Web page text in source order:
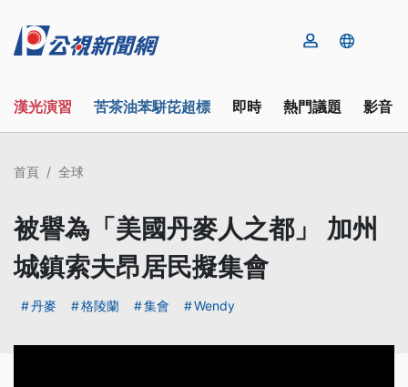
漢光演習 苦茶油苯駢芘超標 即時 熱門議題 影音
首頁 全球
被譽為「美國丹麥人之都」 加州
城鎮索夫昂居民擬集會
丹麥 格陵蘭 集會 Wendy